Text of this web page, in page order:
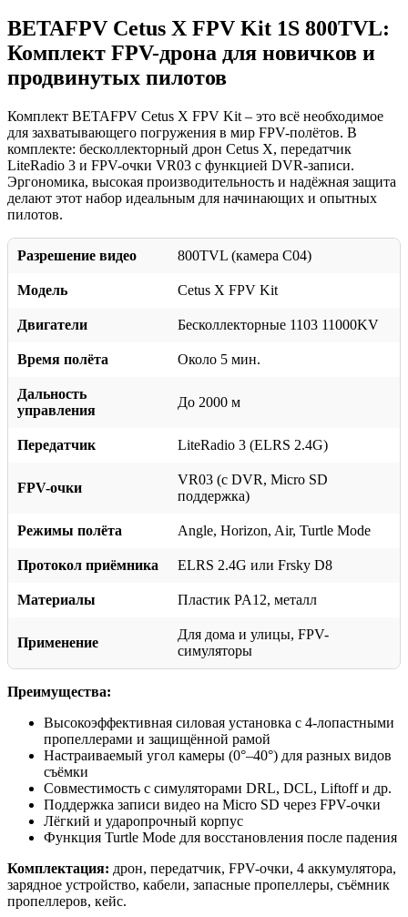
BETAFPV Cetus X FPV Kit 1S 800TVL:
Комплект FPV-дрона для новичков и
продвинутых пилотов
Комплект BETAFPV Cetus X FPV Kit – это всё необходимое
для захватывающего погружения в мир FPV-полётов. В
комплекте: бесколлекторный дрон Cetus X, передатчик
LiteRadio 3 и FPV-очки VR03 с функцией DVR-записи.
Эргономика, высокая производительность и надёжная защита
делают этот набор идеальным для начинающих и опытных
пилотов.
Разрешение видео 800TVL (камера C04)
Модель Cetus X FPV Kit
Двигатели Бесколлекторные 1103 11000KV
Время полёта Около 5 мин.
Дальность
управления
До 2000 м
Передатчик LiteRadio 3 (ELRS 2.4G)
FPV-очки
VR03 (с DVR, Micro SD
поддержка)
Режимы полёта Angle, Horizon, Air, Turtle Mode
Протокол приёмника ELRS 2.4G или Frsky D8
Материалы Пластик PA12, металл
Применение
Для дома и улицы, FPV-
симуляторы
Преимущества:
Высокоэффективная силовая установка с 4-лопастными
пропеллерами и защищённой рамой
Настраиваемый угол камеры (0°–40°) для разных видов
съёмки
Совместимость с симуляторами DRL, DCL, Liftoff и др.
Поддержка записи видео на Micro SD через FPV-очки
Лёгкий и ударопрочный корпус
Функция Turtle Mode для восстановления после падения
Комплектация: дрон, передатчик, FPV-очки, 4 аккумулятора,
зарядное устройство, кабели, запасные пропеллеры, съёмник
пропеллеров, кейс.